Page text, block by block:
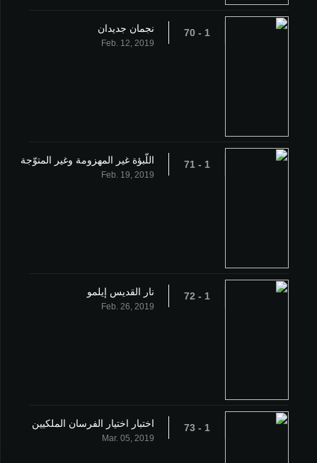
1 - 70 نجمان جديدان
Feb. 12, 2019
1 - 71 اللّبؤة غير المهزومة وغير المتوّجة
Feb. 19, 2019
1 - 72 نار القديس إيلمو
Feb. 26, 2019
1 - 73 اختبار اختيار الفرسان الملكيين
Mar. 05, 2019